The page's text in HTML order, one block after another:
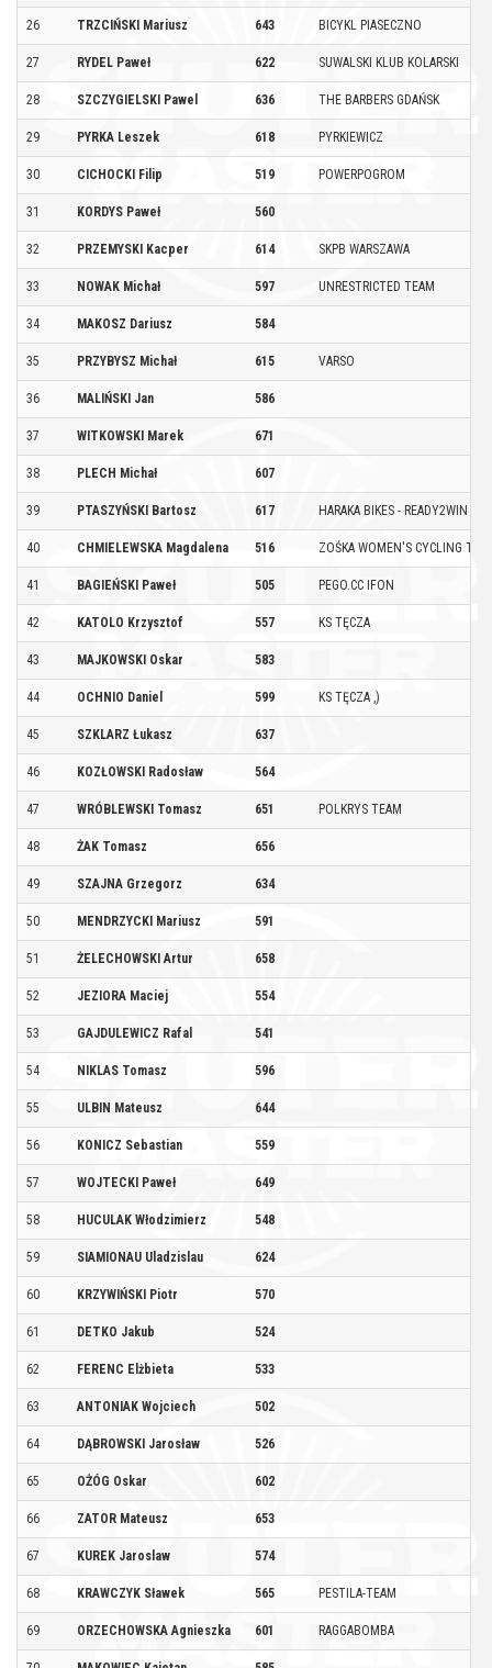
26 TRZCIŃSKI Mariusz 643 BICYKL PIASECZNO
27 RYDEL Paweł 622 SUWALSKI KLUB KOLARSKI
28 SZCZYGIELSKI Pawel 636 THE BARBERS GDAŃSK
29 PYRKA Leszek 618 PYRKIEWICZ
30 CICHOCKI Filip 519 POWERPOGROM
31 KORDYS Paweł 560
32 PRZEMYSKI Kacper 614 SKPB WARSZAWA
33 NOWAK Michał 597 UNRESTRICTED TEAM
34 MAKOSZ Dariusz 584
35 PRZYBYSZ Michał 615 VARSO
36 MALIŃSKI Jan 586
37 WITKOWSKI Marek 671
38 PLECH Michał 607
39 PTASZYŃSKI Bartosz 617 HARAKA BIKES - READY2WIN
40 CHMIELEWSKA Magdalena 516 ZOŚKA WOMEN'S CYCLING
41 BAGIEŃSKI Paweł 505 PEGO.CC IFON
42 KATOLO Krzysztof 557 KS TĘCZA
43 MAJKOWSKI Oskar 583
44 OCHNIO Daniel 599 KS TĘCZA ,)
45 SZKLARZ Łukasz 637
46 KOZŁOWSKI Radosław 564
47 WRÓBLEWSKI Tomasz 651 POLKRYS TEAM
48 ŻAK Tomasz 656
49 SZAJNA Grzegorz 634
50 MENDRZYCKI Mariusz 591
51 ŻELECHOWSKI Artur 658
52 JEZIORA Maciej 554
53 GAJDULEWICZ Rafal 541
54 NIKLAS Tomasz 596
55 ULBIN Mateusz 644
56 KONICZ Sebastian 559
57 WOJTECKI Paweł 649
58 HUCULAK Włodzimierz 548
59 SIAMIONAU Uladzislau 624
60 KRZYWIŃSKI Piotr 570
61 DETKO Jakub 524
62 FERENC Elżbieta 533
63 ANTONIAK Wojciech 502
64 DĄBROWSKI Jarosław 526
65 OŻÓG Oskar 602
66 ZATOR Mateusz 653
67 KUREK Jaroslaw 574
68 KRAWCZYK Sławek 565 PESTILA-TEAM
69 ORZECHOWSKA Agnieszka 601 RAGGABOMBA